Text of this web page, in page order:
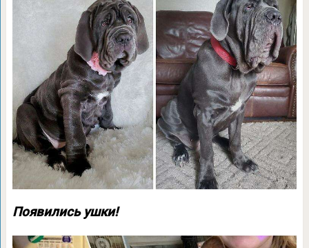
Появились ушки!